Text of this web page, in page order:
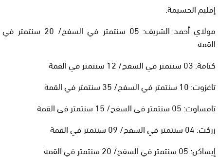
إقليم الحسيمة:
مولاي أحمد الشريف: 05 سنتمتر في السفح/ 20 سنتمتر في
القمة
كتامة: 03 سنتمتر في السفح/ 12 سنتمتر في القمة
تاغزوت: 10 سنتمتر في السفح/ 35 سنتمتر في القمة
تامساوت: 05 سنتمتر في السفح/ 15 سنتمتر في القمة
زركت: 04 سنتمتر في السفح/ 09 سنتمتر في القمة
إيساكن: 05 سنتمتر في السفح/ 20 سنتمتر في القمة